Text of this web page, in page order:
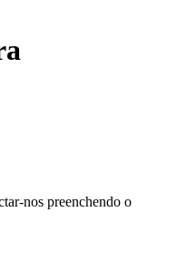
nos preenchendo o